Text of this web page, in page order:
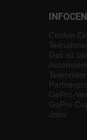
Cookie-
Das ist
Teamrider
GoPro-
GoPro
Jobs